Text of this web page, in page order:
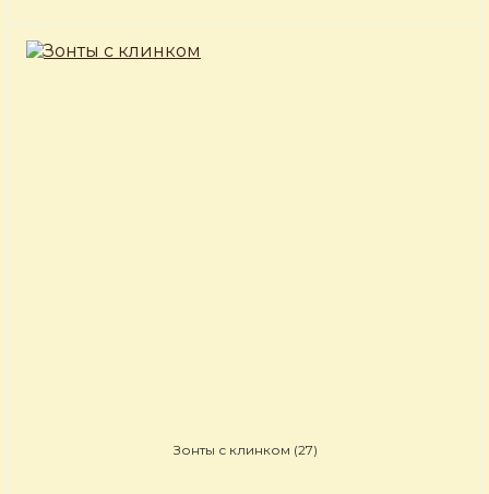
Зонты с клинком (27)